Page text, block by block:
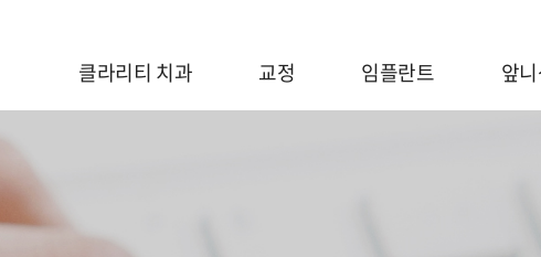
클라리티 치과 교정 임플란트 앞